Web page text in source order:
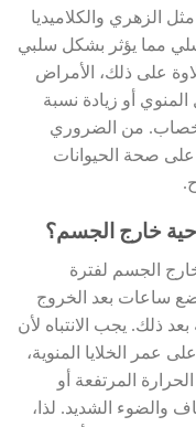
الزهري والكلاميديا
مما يؤثر بشكل سلبي
على ذلك، الأمراض
أو زيادة نسبة
من الضروري
صحة الحيوانات
حية خارج الجسم؟
خارج الجسم لفترة
ساعات بعد الخروج
ذلك. يجب الانتباه لأن
عمر الخلايا المنوية،
المرتفعة أو
والضوء الشديد. لذا،